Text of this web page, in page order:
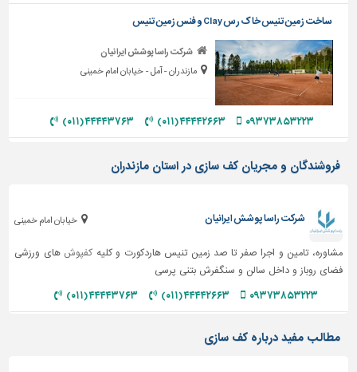
تاسیسات
ساختمان
شهرسازی،
ترافیک
و
سازه
ساخت زمین تنیس خاک رس Clay و فنس زمین تنیس
شرکت راسا پوشش ایرانیان
مازندران - آمل - خیابان امام خمینی
۰۹۳۷۳۸۵۳۲۲۳ ۴۴۴۴۲۶۶۳ (۰۱۱) ۴۴۴۴۳۷۶۳ (۰۱۱)
فروشندگان و مجریان کف سازی در استان مازندران
خیابان امام خمینی شرکت راسا پوشش ایرانیان
مشاوره، تامین و اجرا صفر تا صد زمین تنیس هاردکورت و کلیه کفپوش های ورزشی
فضای روباز و داخل سالن و سنگفرش بتنی پرسی
۰۹۳۷۳۸۵۳۲۲۳ ۴۴۴۴۲۶۶۳ (۰۱۱) ۴۴۴۴۳۷۶۳ (۰۱۱)
مطالب مفید درباره کف سازی